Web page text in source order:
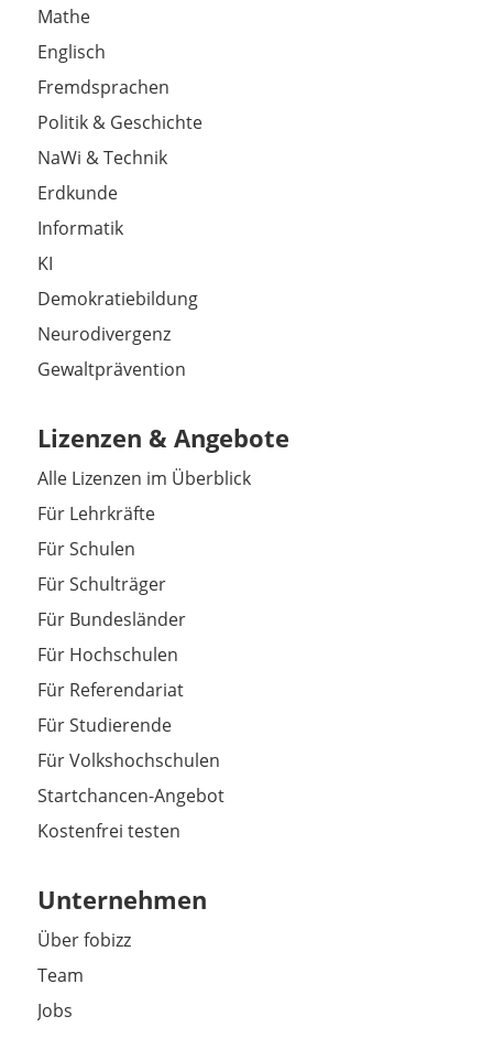
Mathe
Englisch
Fremdsprachen
Politik & Geschichte
NaWi & Technik
Erdkunde
Informatik
KI
Demokratiebildung
Neurodivergenz
Gewaltprävention
Lizenzen & Angebote
Alle Lizenzen im Überblick
Für Lehrkräfte
Für Schulen
Für Schulträger
Für Bundesländer
Für Hochschulen
Für Referendariat
Für Studierende
Für Volkshochschulen
Startchancen-Angebot
Kostenfrei testen
Unternehmen
Über fobizz
Team
Jobs